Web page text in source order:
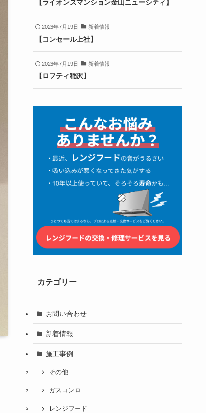
【ライオンズマンション金山ニューシティ】
2026年7月19日 新着情報
【コンセール上社】
2026年7月19日 新着情報
【ロフティ稲沢】
カテゴリー
お問い合わせ
新着情報
施工事例
その他
ガスコンロ
レンジフード